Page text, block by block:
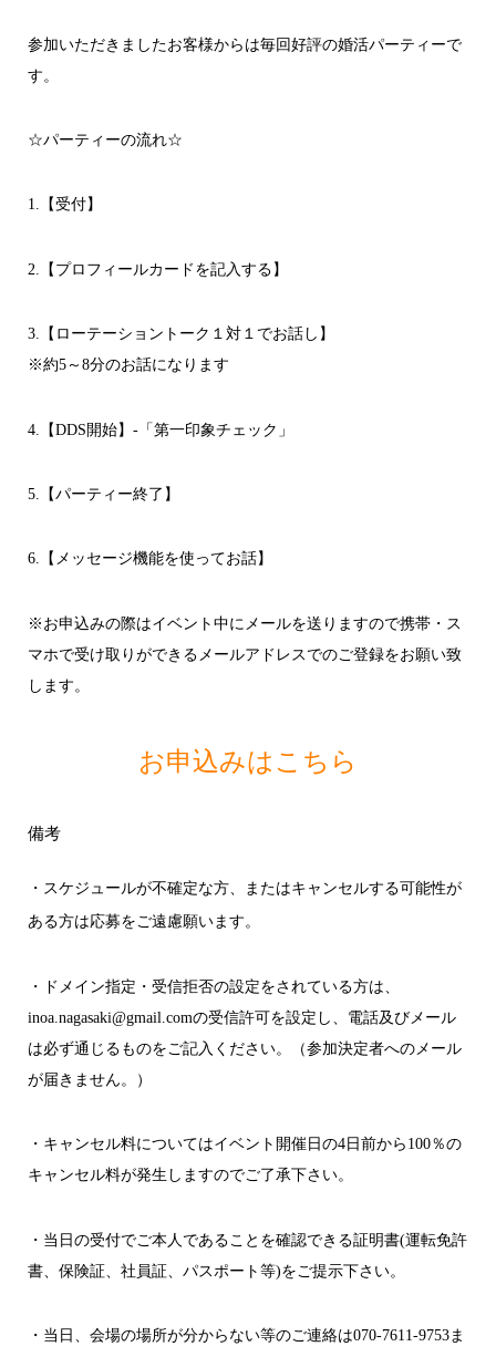
参加いただきましたお客様からは毎回好評の婚活パーティーで
す。
☆パーティーの流れ☆
1.【受付】
2.【プロフィールカードを記入する】
3.【ローテーショントーク１対１でお話し】
※約5～8分のお話になります
4.【DDS開始】-「第一印象チェック」
5.【パーティー終了】
6.【メッセージ機能を使ってお話】
※お申込みの際はイベント中にメールを送りますので携帯・ス
マホで受け取りができるメールアドレスでのご登録をお願い致
します。
お申込みはこちら
備考
・スケジュールが不確定な方、またはキャンセルする可能性が
ある方は応募をご遠慮願います。
・ドメイン指定・受信拒否の設定をされている方は、
inoa.nagasaki@gmail.comの受信許可を設定し、電話及びメール
は必ず通じるものをご記入ください。（参加決定者へのメール
が届きません。）
・キャンセル料についてはイベント開催日の4日前から100％の
キャンセル料が発生しますのでご了承下さい。
・当日の受付でご本人であることを確認できる証明書(運転免許
書、保険証、社員証、パスポート等)をご提示下さい。
・当日、会場の場所が分からない等のご連絡は070-7611-9753ま